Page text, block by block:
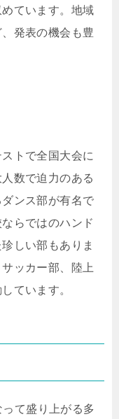
ています。地域
発表の機会も豊
トで全国大会に
数で迫力のある
ンス部が有名で
らではのハンド
しい部もありま
ッカー部、陸上
ています。
て盛り上がる多